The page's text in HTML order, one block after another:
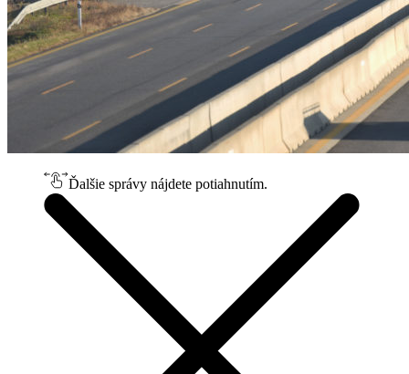
Ďalšie správy nájdete potiahnutím.